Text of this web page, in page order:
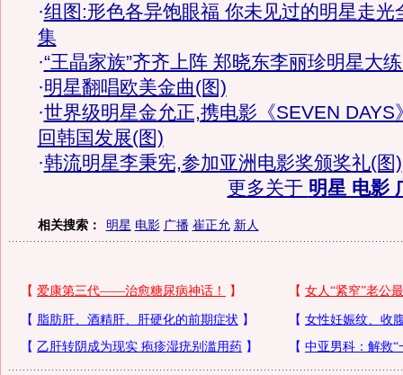
·组图:形色各异饱眼福 你未见过的明星走光
集
·“王晶家族”齐齐上阵 郑晓东李丽珍明星大
·明星翻唱欧美金曲(图)
·世界级明星金允正,携电影《SEVEN DAYS
回韩国发展(图)
·韩流明星李秉宪,参加亚洲电影奖颁奖礼(图)
更多关于 明星 电影
相关搜索： 明星 电影 广播 崔正允 新人